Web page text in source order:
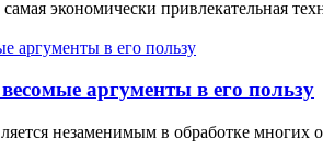
экономически привлекательная
аргументы в его пользу
незаменимым в обработке многих